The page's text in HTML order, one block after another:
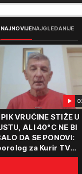
NAJNOVIJENAJGLEDANIJE
VRUĆINE STIŽE U
ALI 40°C NE BI
DA SE PONOVI:
za Kurir TV
šta nas čeka:
padavine su